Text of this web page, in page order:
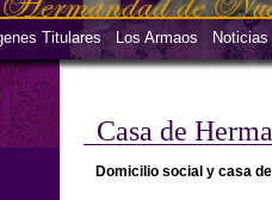
Titulares Los Armaos Noticias
Casa de
Domicilio social y casa